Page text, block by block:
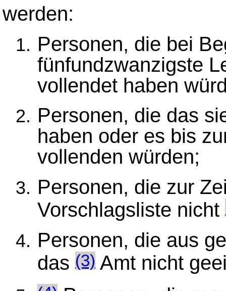
werden:
Personen, die bei
fünfundzwanzigste
vollendet haben
Personen, die das
haben oder es bis
vollenden würden;
Personen, die zur
Vorschlagsliste nicht
Personen, die aus
das (3)Amt nicht